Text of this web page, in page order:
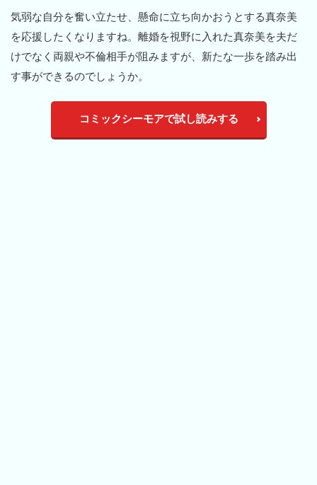
気弱な自分を奮い立たせ、懸命に立ち向かおうとする真奈美
を応援したくなりますね。離婚を視野に入れた真奈美を夫だ
けでなく両親や不倫相手が阻みますが、新たな一歩を踏み出
す事ができるのでしょうか。
コミックシーモアで試し読みする